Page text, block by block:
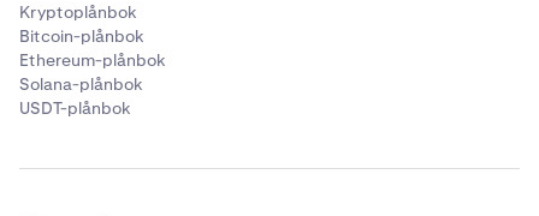
Kryptoplånbok
Bitcoin-plånbok
Ethereum-plånbok
Solana-plånbok
USDT-plånbok